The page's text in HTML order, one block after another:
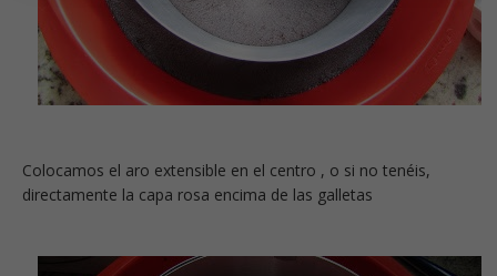
Colocamos el aro extensible en el centro , o si no tenéis,
directamente la capa rosa encima de las galletas